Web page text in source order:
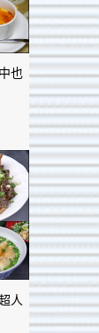
也
人